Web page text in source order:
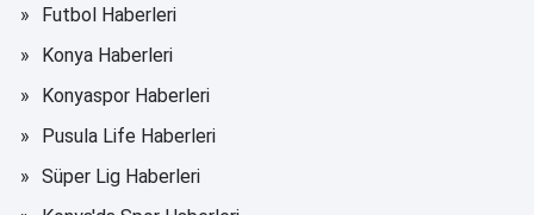
Futbol Haberleri
Konya Haberleri
Konyaspor Haberleri
Pusula Life Haberleri
Süper Lig Haberleri